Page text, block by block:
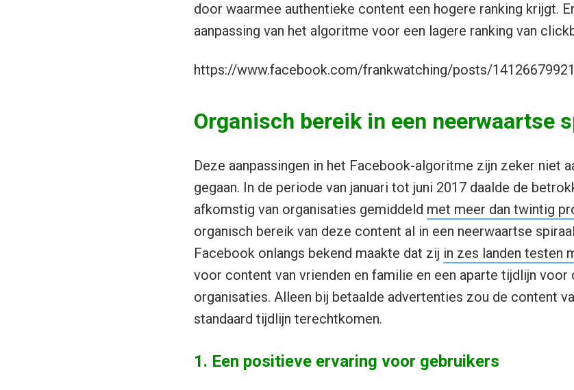
door waarmee authentieke content een hogere ranking krijgt.
aanpassing van het algoritme voor een lagere ranking van
https://www.facebook.com/frankwatching/posts/
Organisch bereik in een neerwaartse
Deze aanpassingen in het Facebook-algoritme zijn zeker niet
gegaan. In de periode van januari tot juni 2017 daalde de
afkomstig van organisaties gemiddeld met meer dan twintig
organisch bereik van deze content al in een neerwaartse
Facebook onlangs bekend maakte dat zij in zes landen testen
voor content van vrienden en familie en een aparte tijdlijn
organisaties. Alleen bij betaalde advertenties zou de content
standaard tijdlijn terechtkomen.
1. Een positieve ervaring voor gebruikers